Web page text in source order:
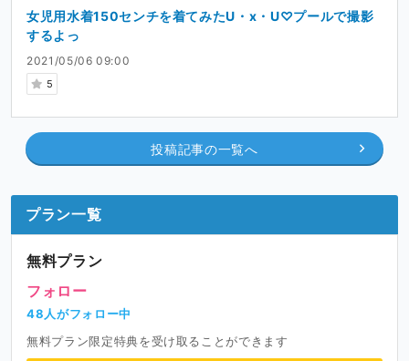
2021/05/06 09:00
5
女児用水着150センチを着てみたU・x・U♡プールで撮影
するよっ
投稿記事の一覧へ
プラン一覧
無料プラン
フォロー
48人がフォロー中
無料プラン限定特典を受け取ることができます